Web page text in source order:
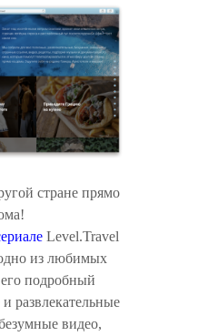
стране прямо
Level.Travel
из любимых
подробный
развлекательные
видео,